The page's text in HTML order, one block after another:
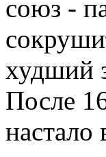
союз -
худший
После